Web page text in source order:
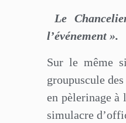
Le
l’événement ».
Sur le même
groupuscule
en pèlerinage à
simulacre